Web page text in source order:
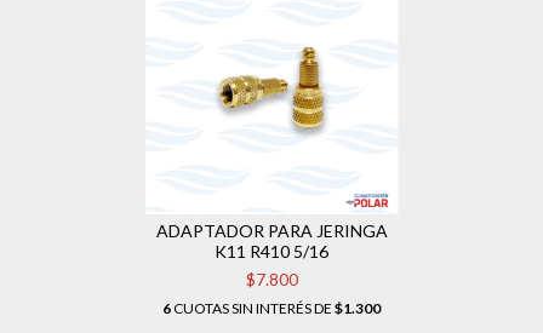
ADAPTADOR PARA JERINGA
K11 R410 5/16
$7.800
6CUOTAS SIN INTERÉS DE $1.300